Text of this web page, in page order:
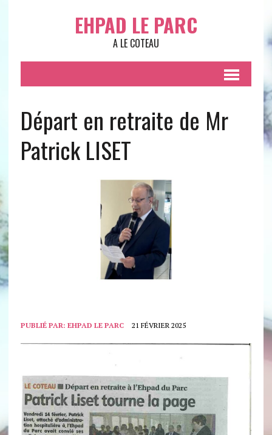
EHPAD LE PARC
A LE COTEAU
Départ en retraite de Mr
Patrick LISET
PUBLIÉ PAR: EHPAD LE PARC 21 FÉVRIER 2025